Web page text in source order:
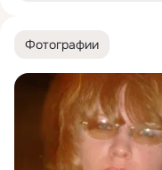
Фотографии